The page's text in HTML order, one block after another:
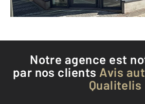
Téléphoner à
Notre agence est
par nos clients Avis
Qualitelis